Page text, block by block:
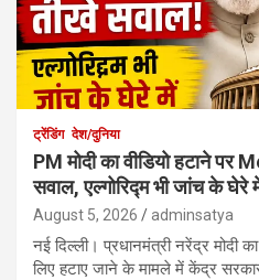
ट्रेंडिंग देश/दुनिया
PM मोदी का वीडियो हटाने
सवाल, एल्गोरिद्म भी जांच के घेरे
August 5, 2026 adminsatya
नई दिल्ली। प्रधानमंत्री नरेंद्र
लिए हटाए जाने के मामले में केंद्र